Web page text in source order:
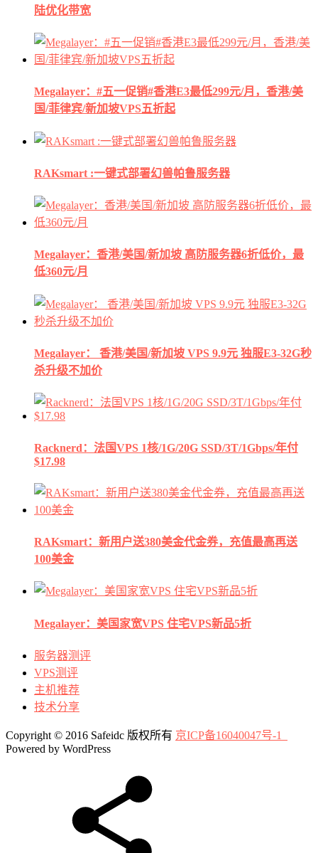
陆优化带宽
Megalayer：#五一促销#香港E3最低299元/月，香港/美
国/菲律宾/新加坡VPS五折起
RAKsmart :一键式部署幻兽帕鲁服务器
Megalayer：香港/美国/新加坡 高防服务器6折低价，最
低360元/月
Megalayer： 香港/美国/新加坡 VPS 9.9元 独服E3-32G秒
杀升级不加价
Racknerd：法国VPS 1核/1G/20G SSD/3T/1Gbps/年付
$17.98
RAKsmart：新用户送380美金代金券，充值最高再送
100美金
Megalayer：美国家宽VPS 住宅VPS新品5折
服务器测评
VPS测评
主机推荐
技术分享
Copyright © 2016 Safeidc 版权所有 京ICP备16040047号-1
Powered by WordPress